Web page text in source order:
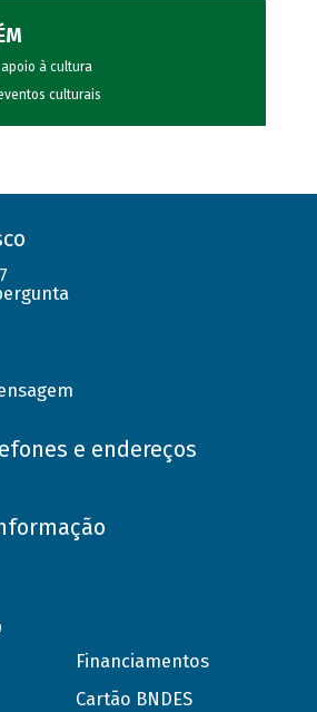
apoio à cultura
culturais
e endereços
Financiamentos
Cartão BNDES